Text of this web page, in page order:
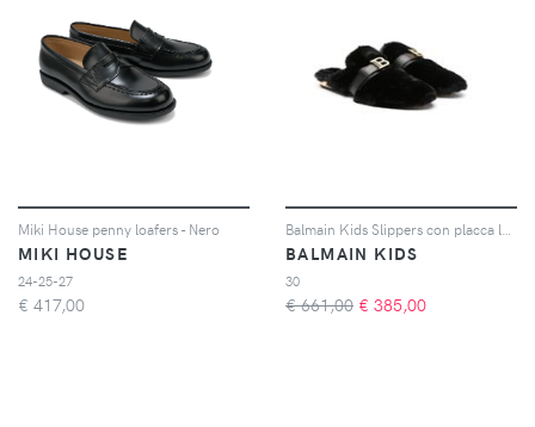
Miki House penny loafers - Nero
MIKI HOUSE
24-25-27
€ 417,00
BALMAIN KIDS
30
€ 661,00 € 385,00